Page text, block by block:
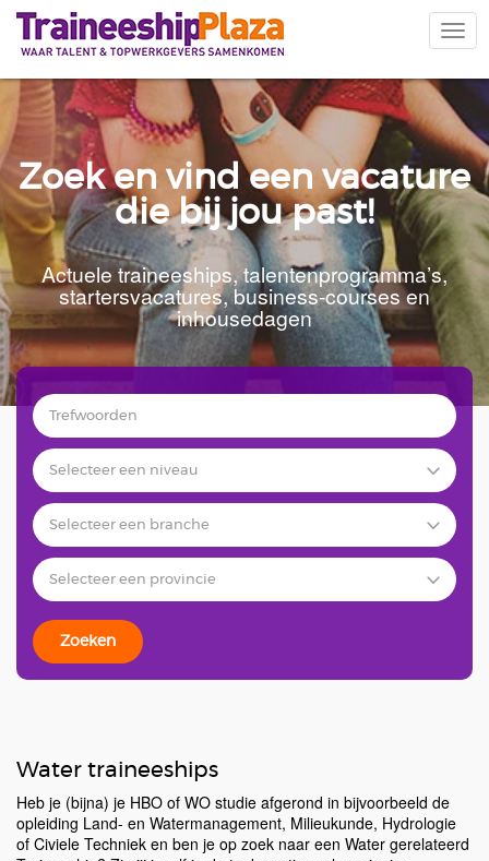
Overslaan
naar
inhoud
gaan
Zoek en vind een vacature
die bij jou past!
Actuele traineeships, talentenprogramma’s,
startersvacatures, business-courses en
inhousedagen
Zoeken
Water traineeships
Heb je (bijna) je HBO of WO studie afgerond in bijvoorbeeld de
opleiding Land- en Watermanagement, Milieukunde, Hydrologie
of Civiele Techniek en ben je op zoek naar een Water gerelateerd